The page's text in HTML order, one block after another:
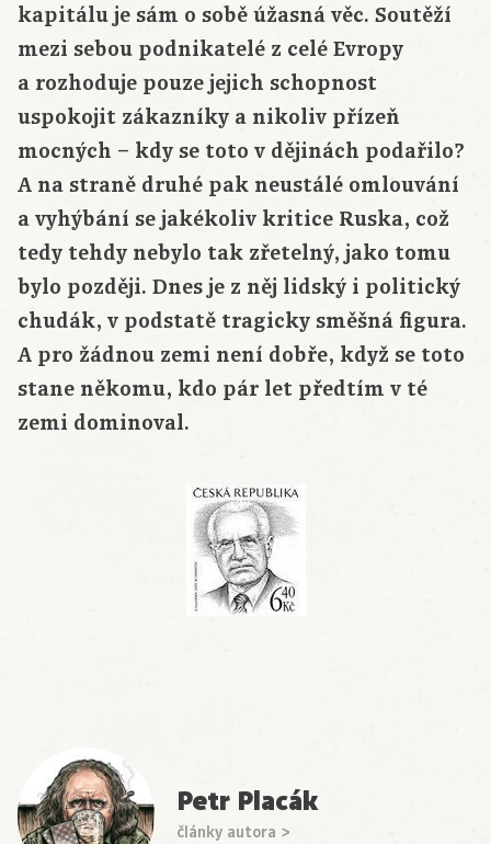
kapitálu je sám o sobě úžasná věc. Soutěží
mezi sebou podnikatelé z celé Evropy
a rozhoduje pouze jejich schopnost
uspokojit zákazníky a nikoliv přízeň
mocných – kdy se toto v dějinách podařilo?
A na straně druhé pak neustálé omlouvání
a vyhýbání se jakékoliv kritice Ruska, což
tedy tehdy nebylo tak zřetelný, jako tomu
bylo později. Dnes je z něj lidský i politický
chudák, v podstatě tragicky směšná figura.
A pro žádnou zemi není dobře, když se toto
stane někomu, kdo pár let předtím v té
zemi dominoval.
Petr Placák
články autora >